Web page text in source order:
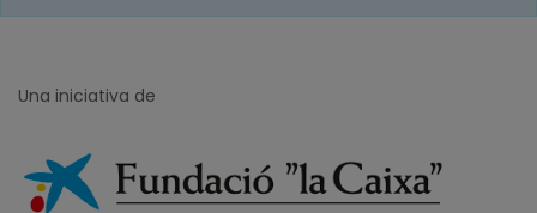
Una iniciativa de